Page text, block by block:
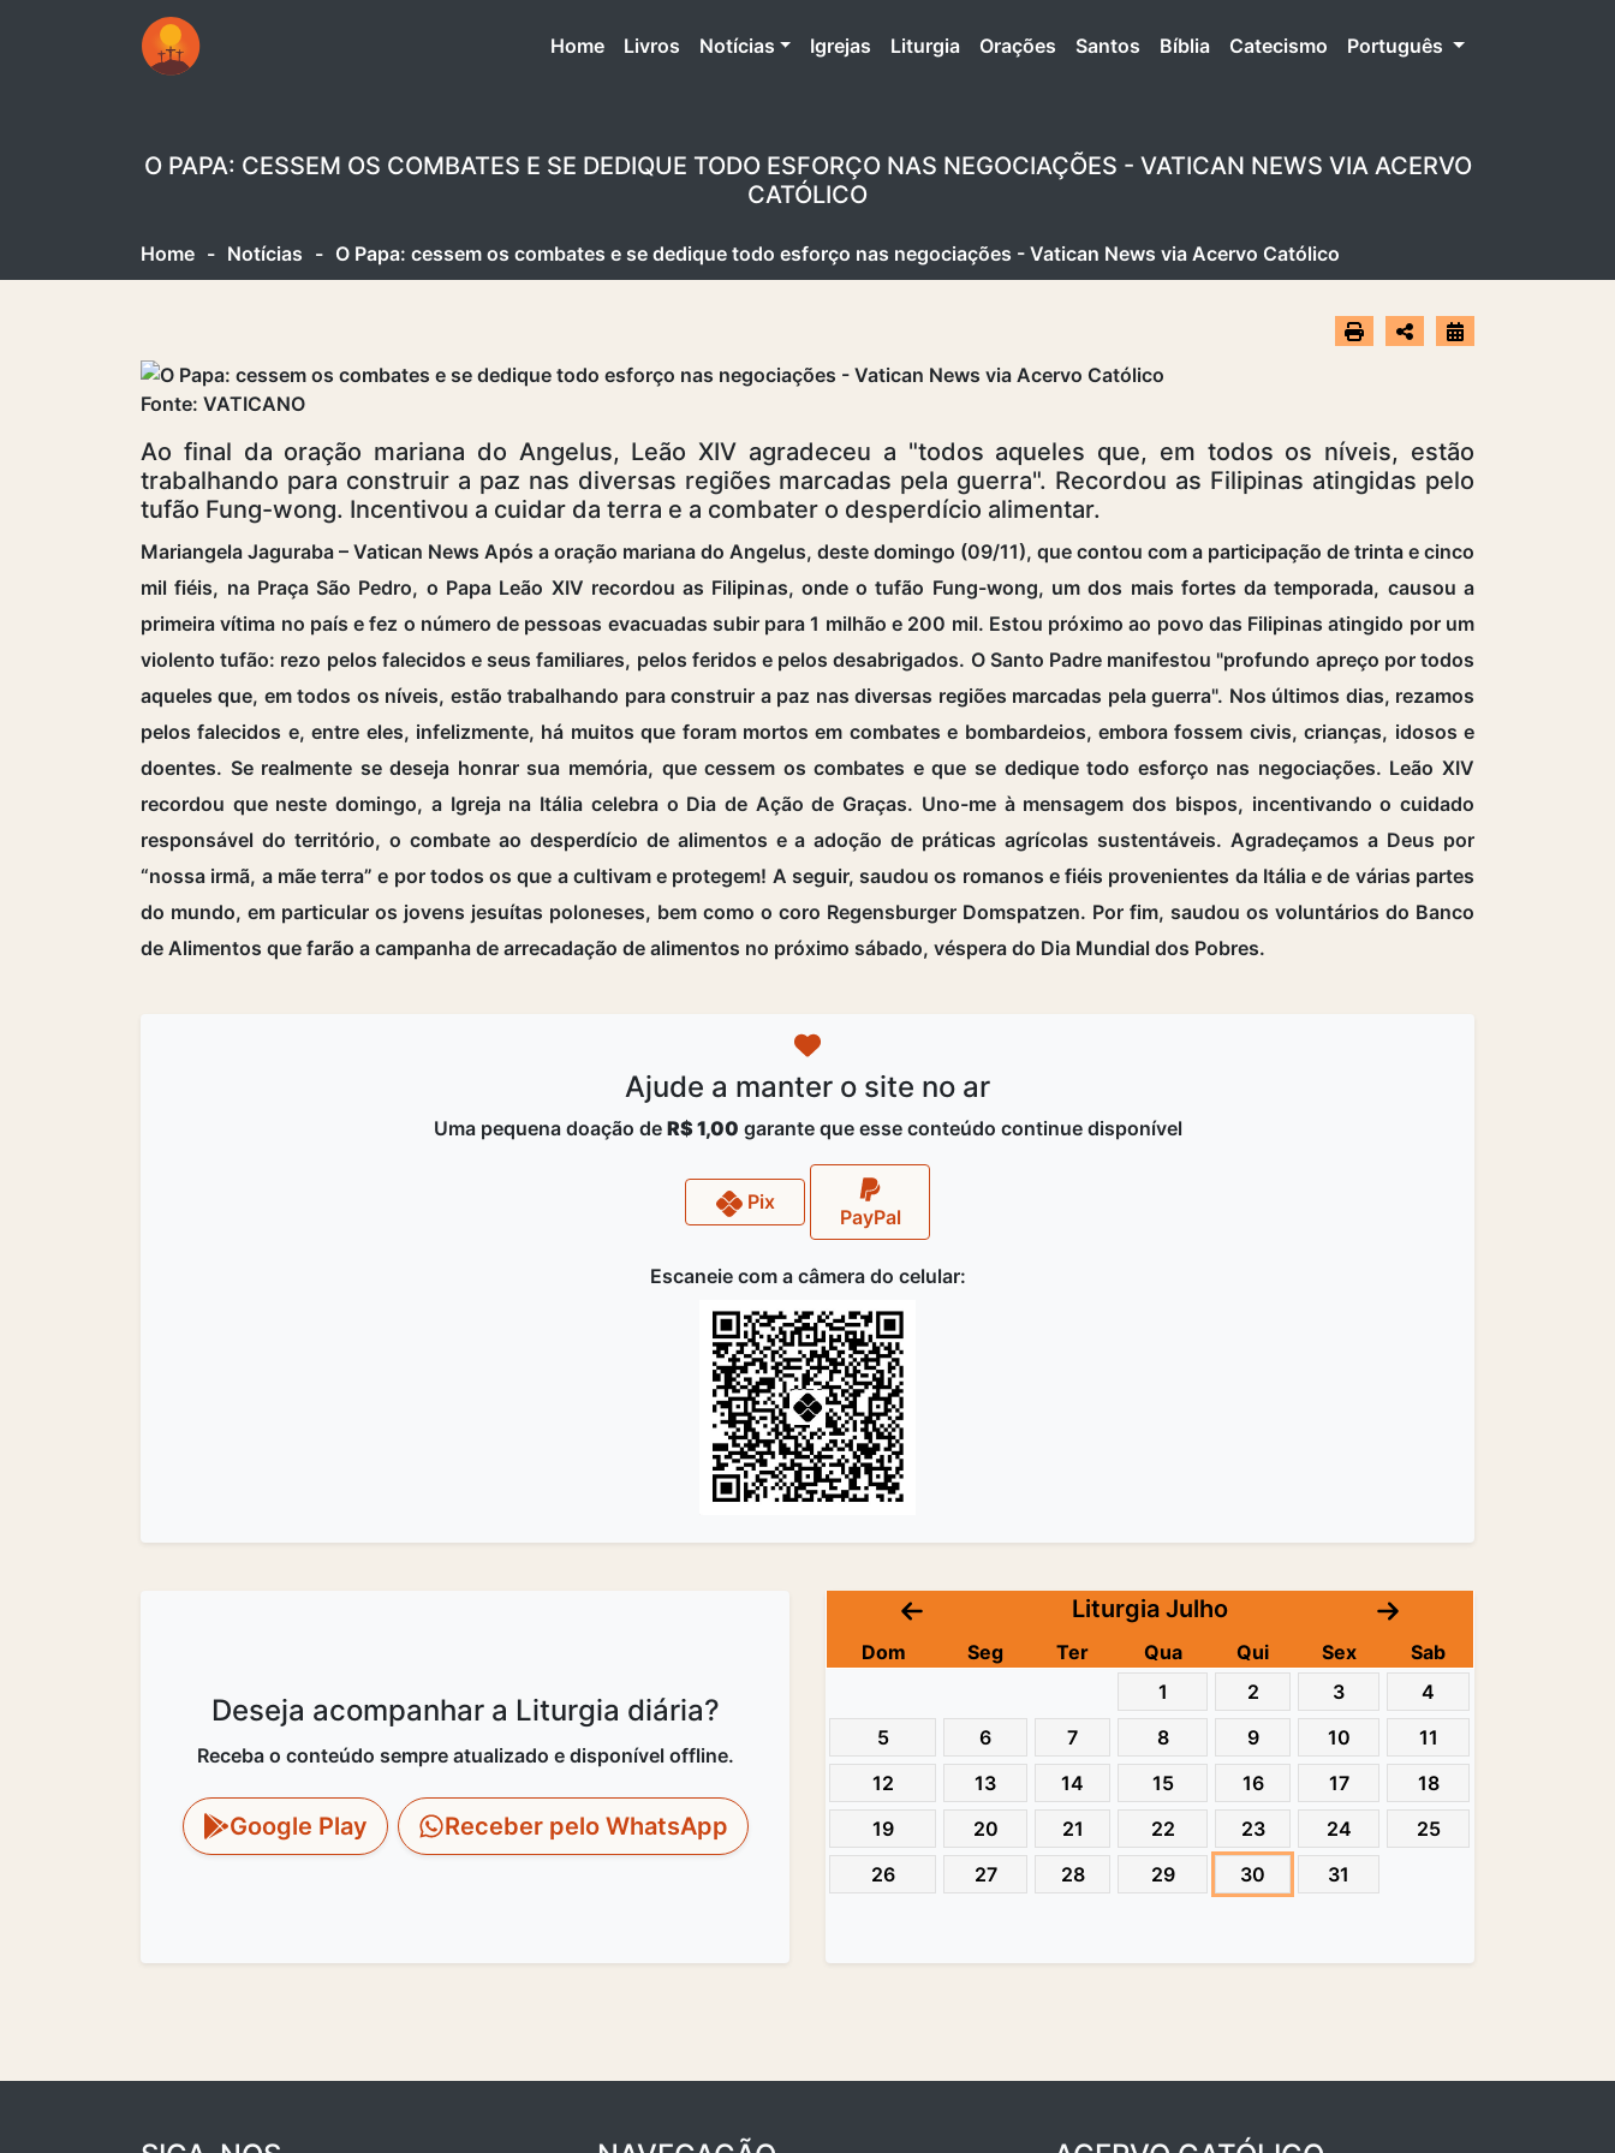
Home(atual)
Livros Notícias Igrejas Liturgia Orações Santos Bíblia Catecismo Português
O PAPA: CESSEM OS COMBATES E SE DEDIQUE TODO ESFORÇO NAS NEGOCIAÇÕES - VATICAN NEWS VIA ACERVO
CATÓLICO
Home - Notícias - O Papa: cessem os combates e se dedique todo esforço nas negociações - Vatican News via Acervo Católico
Fonte: VATICANO
Ao final da oração mariana do Angelus, Leão XIV agradeceu a "todos aqueles que, em todos os níveis, estão
trabalhando para construir a paz nas diversas regiões marcadas pela guerra". Recordou as Filipinas atingidas pelo
tufão Fung-wong. Incentivou a cuidar da terra e a combater o desperdício alimentar.
Mariangela Jaguraba – Vatican News Após a oração mariana do Angelus, deste domingo (09/11), que contou com a participação de trinta e cinco
mil fiéis, na Praça São Pedro, o Papa Leão XIV recordou as Filipinas, onde o tufão Fung-wong, um dos mais fortes da temporada, causou a
primeira vítima no país e fez o número de pessoas evacuadas subir para 1 milhão e 200 mil. Estou próximo ao povo das Filipinas atingido por um
violento tufão: rezo pelos falecidos e seus familiares, pelos feridos e pelos desabrigados. O Santo Padre manifestou "profundo apreço por todos
aqueles que, em todos os níveis, estão trabalhando para construir a paz nas diversas regiões marcadas pela guerra". Nos últimos dias, rezamos
pelos falecidos e, entre eles, infelizmente, há muitos que foram mortos em combates e bombardeios, embora fossem civis, crianças, idosos e
doentes. Se realmente se deseja honrar sua memória, que cessem os combates e que se dedique todo esforço nas negociações. Leão XIV
recordou que neste domingo, a Igreja na Itália celebra o Dia de Ação de Graças. Uno-me à mensagem dos bispos, incentivando o cuidado
responsável do território, o combate ao desperdício de alimentos e a adoção de práticas agrícolas sustentáveis. Agradeçamos a Deus por
“nossa irmã, a mãe terra” e por todos os que a cultivam e protegem! A seguir, saudou os romanos e fiéis provenientes da Itália e de várias partes
do mundo, em particular os jovens jesuítas poloneses, bem como o coro Regensburger Domspatzen. Por fim, saudou os voluntários do Banco
de Alimentos que farão a campanha de arrecadação de alimentos no próximo sábado, véspera do Dia Mundial dos Pobres.
Ajude a manter o site no ar
Uma pequena doação de R$ 1,00 garante que esse conteúdo continue disponível
Pix
PayPal
Escaneie com a câmera do celular:
Deseja acompanhar a Liturgia diária?
Receba o conteúdo sempre atualizado e disponível offline.
Google Play Receber pelo WhatsApp
Liturgia Julho
Dom Seg Ter Qua Qui Sex
Sab
1
2 3
4
5
6 7 8 9 10
11
12
13 14 15 16 17
18
19
20 21 22 23 24
25
26
27 28 29 30 31